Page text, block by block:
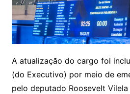
A atualização do cargo foi
(do Executivo) por meio de
pelo deputado Roosevelt Vilela